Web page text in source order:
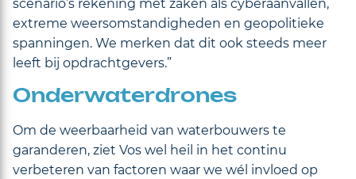
scenario’s rekening met zaken als cyberaanvallen,
extreme weersomstandigheden en geopolitieke
spanningen. We merken dat dit ook steeds meer
leeft bij opdrachtgevers.”
Onderwaterdrones
Om de weerbaarheid van waterbouwers te
garanderen, ziet Vos wel heil in het continu
verbeteren van factoren waar we wél invloed op